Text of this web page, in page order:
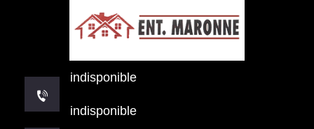
indisponible
indisponible